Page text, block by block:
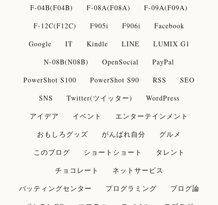
F-04B(F04B)
F-08A(F08A)
F-09A(F09A)
F-12C(F12C)
F905i F906i
Facebook
Google
IT Kindle LINE
LUMIX G1
N-08B(N08B)
OpenSocial
PayPal
PowerShot S100
PowerShot S90 RSS
SEO
SNS
Twitter(ツイッター)
WordPress
アイデア
イベント
エンターテインメント
おもしろグッズ
がんばれ自分
グルメ
このブログ
ショートショート
タレント
チョコレート
ネットサービス
バッティングセンター
プログラミング
ブログ論